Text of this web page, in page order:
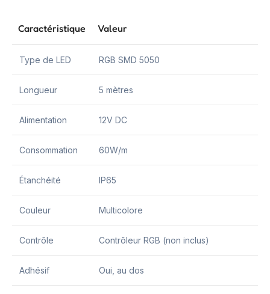
Caractéristique Valeur
Type de LED RGB SMD 5050
Longueur 5 mètres
Alimentation 12V DC
Consommation 60W/m
Étanchéité IP65
Couleur Multicolore
Contrôle Contrôleur RGB (non inclus)
Adhésif Oui, au dos